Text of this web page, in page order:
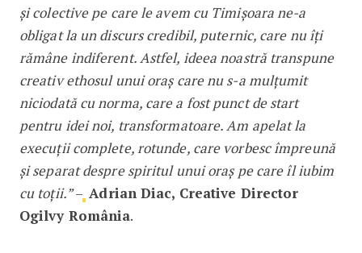
și colective pe care le avem cu Timișoara ne-a
obligat la un discurs credibil, puternic, care nu îți
rămâne indiferent. Astfel, ideea noastră transpune
creativ ethosul unui oraș care nu s-a mulțumit
niciodată cu norma, care a fost punct de start
pentru idei noi, transformatoare. Am apelat la
execuții complete, rotunde, care vorbesc împreună
și separat despre spiritul unui oraș pe care îl iubim
cu toții.”– Adrian Diac, Creative Director
Ogilvy România.